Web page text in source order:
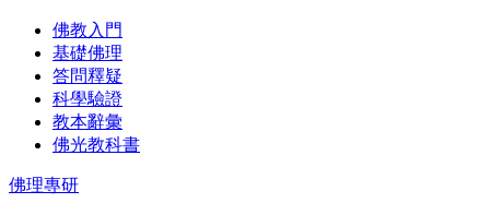
佛教入門
基礎佛理
答問釋疑
科學驗證
教本辭彙
佛光教科書
佛理專研